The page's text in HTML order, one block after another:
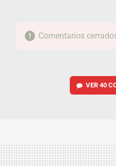
Comentarios
VER 40